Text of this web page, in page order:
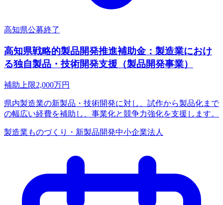
高知県公募終了
高知県戦略的製品開発推進補助金：製造業におけ
る独自製品・技術開発支援（製品開発事業）
補助上限2,000万円
県内製造業の新製品・技術開発に対し、試作から製品化まで
の幅広い経費を補助し、事業化と競争力強化を支援します。
製造業 ものづくり・新製品開発中小企業法人